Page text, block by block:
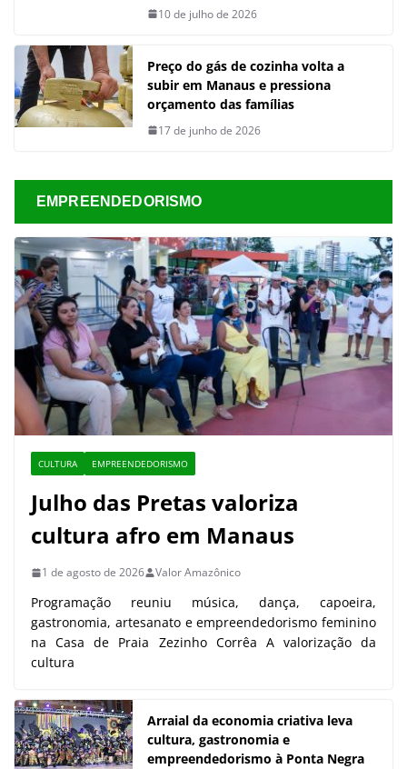
10 de julho de 2026
Preço do gás de cozinha volta a
subir em Manaus e pressiona
orçamento das famílias
17 de junho de 2026
EMPREENDEDORISMO
CULTURA EMPREENDEDORISMO
Julho das Pretas valoriza
cultura afro em Manaus
1 de agosto de 2026 Valor Amazônico
Programação reuniu música, dança, capoeira,
gastronomia, artesanato e empreendedorismo feminino
na Casa de Praia Zezinho Corrêa A valorização da
cultura
Arraial da economia criativa leva
cultura, gastronomia e
empreendedorismo à Ponta Negra